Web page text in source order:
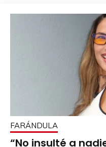
FARÁNDULA
“No insulté a